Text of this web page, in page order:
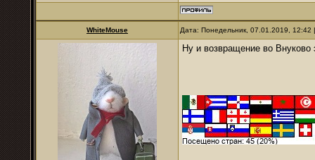
WhiteMouse Дата: Понедельник, 07.01.2019,
Ну и возвращение во Внуково